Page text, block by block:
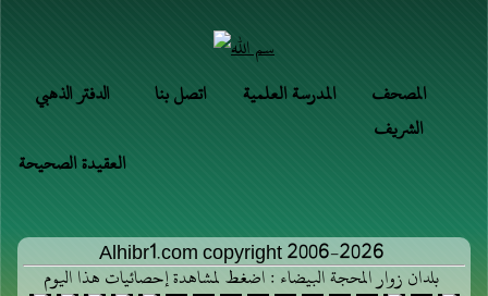
الدفتر الذهبي اتصل بنا المدرسة العلمية
المصحف
الشريف
العقيدة الصحيحة
Alhibr1.com copyright 2006-2026
بلدان زوار المحجة البيضاء : اضغط لمشاهدة إحصائيات هذا اليوم